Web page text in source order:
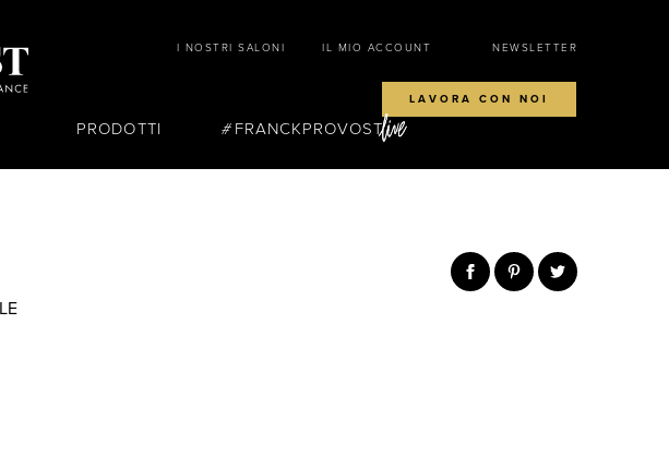
I NOSTRI SALONI IL MIO ACCOUNT NEWSLETTER
LAVORA CON NOI
PRODOTTI FRANCKPROVOST